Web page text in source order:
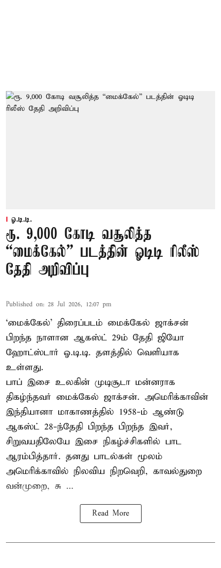
ஓ.டி.டி.
ரூ. 9,000 கோடி வசூலித்த
“மைக்கேல்” படத்தின் ஓடிடி ரிலீஸ்
தேதி அறிவிப்பு
Published on: 28 Jul 2026, 12:07 pm
‘மைக்கேல்’ திரைப்படம் மைக்கேல் ஜாக்சன்
பிறந்த நாளான ஆகஸ்ட் 29ம் தேதி ஜியோ
ஹோட்ஸ்டார் ஓ.டி.டி. தளத்தில் வெளியாக
உள்ளது.
பாப் இசை உலகின் முடிசூடா மன்னராக
திகழ்ந்தவர் மைக்கேல் ஜாக்சன். அமெரிக்காவின்
இந்தியானா மாகாணத்தில் 1958-ம் ஆண்டு
ஆகஸ்ட் 28-ந்தேதி பிறந்த பிறந்த இவர்,
சிறுவயதிலேயே இசை நிகழ்ச்சிகளில் பாட
ஆரம்பித்தார். தனது பாடல்கள் மூலம்
அமெரிக்காவில் நிலவிய நிறவெறி, காவல்துறை
வன்முறை, சு ...
Read More